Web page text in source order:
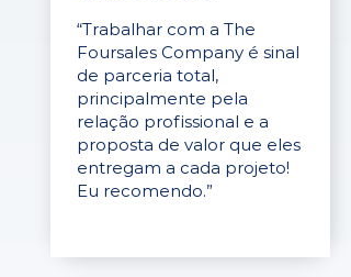
“Trabalhar com a The
Foursales Company é sinal
de parceria total,
principalmente pela
relação profissional e a
proposta de valor que eles
entregam a cada projeto!
Eu recomendo.”